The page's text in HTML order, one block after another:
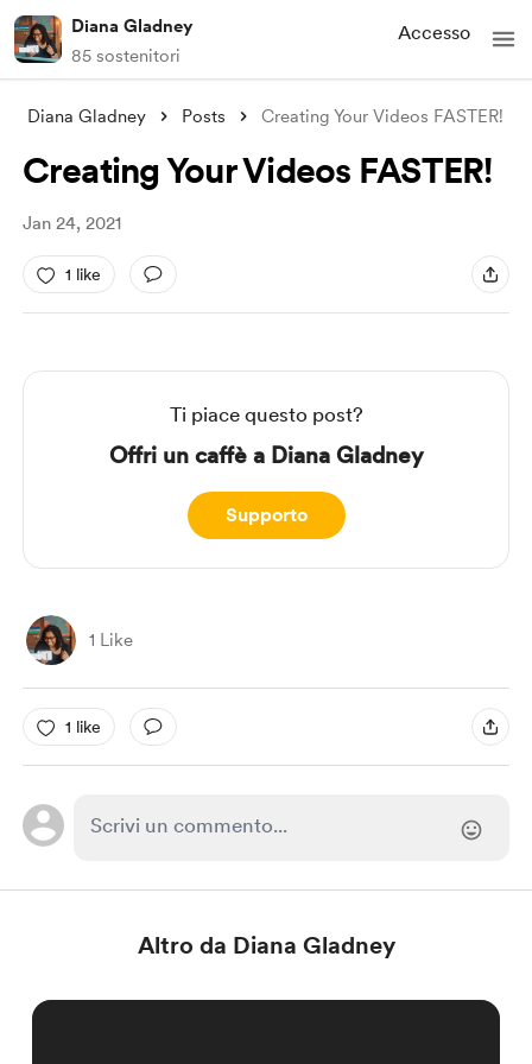
Diana Gladney
85 sostenitori
Accesso
Diana Gladney Posts Creating Your Videos FASTER!
Creating Your Videos FASTER!
Jan 24, 2021
1 like
Ti piace questo post?
Offri un caffè a Diana Gladney
Supporto
1 Like
1 like
Altro da Diana Gladney